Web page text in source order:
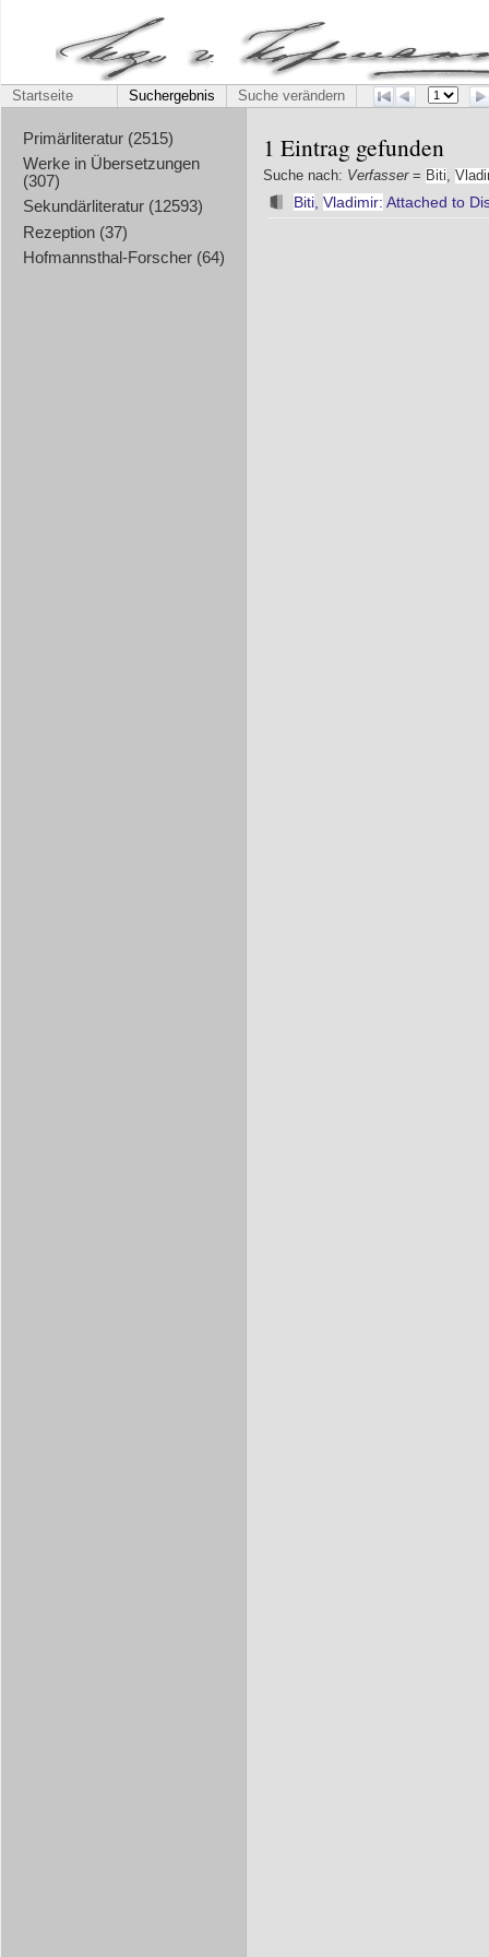
Startseite Suchergebnis Suche verändern
Primärliteratur (2515)
Werke in Übersetzungen
(307)
Sekundärliteratur (12593)
Rezeption (37)
Hofmannsthal-Forscher (64)
1 Eintrag gefunden
Suche nach: Verfasser= Biti
Biti, Vladimir: Attached to